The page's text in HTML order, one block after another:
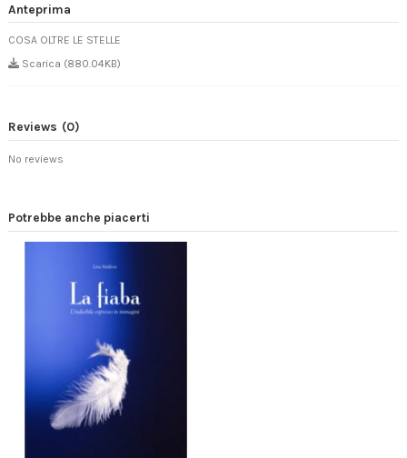
Anteprima
COSA OLTRE LE STELLE
Scarica (880.04KB)
Reviews (0)
No reviews
Potrebbe anche piacerti